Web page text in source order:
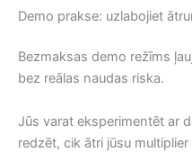
Demo prakse: uzlabojiet
Bezmaksas demo režīms
bez reālas naudas riska.
Jūs varat eksperimentēt ar
redzēt, cik ātri jūsu